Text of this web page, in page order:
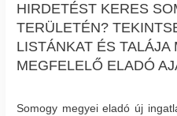
HIRDETÉST KERES
TERÜLETÉN?
LISTÁNKAT ÉS TALÁJA
MEGFELELŐ ELADÓ
Somogy megyei eladó új